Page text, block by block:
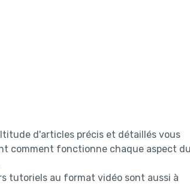
d'articles précis et détaillés vous
comment fonctionne chaque aspect du
tutoriels au format vidéo sont aussi à